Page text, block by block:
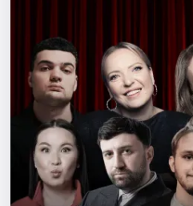
Города
Площадки
Артисты
Рейтинги